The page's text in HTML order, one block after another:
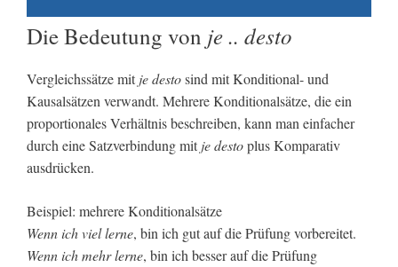
Die Bedeutung von je .. desto
Vergleichssätze mit je destosind mit Konditional- und
Kausalsätzen verwandt. Mehrere Konditionalsätze, die ein
proportionales Verhältnis beschreiben, kann man einfacher
durch eine Satzverbindung mit je destoplus Komparativ
ausdrücken.
Beispiel: mehrere Konditionalsätze
Wenn ich viel lerne, bin ich gut auf die Prüfung vorbereitet.
Wenn ich mehr lerne, bin ich besser auf die Prüfung